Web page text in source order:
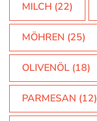
MILCH (22)
MÖHREN (25)
OLIVENÖL (18)
PARMESAN (12)